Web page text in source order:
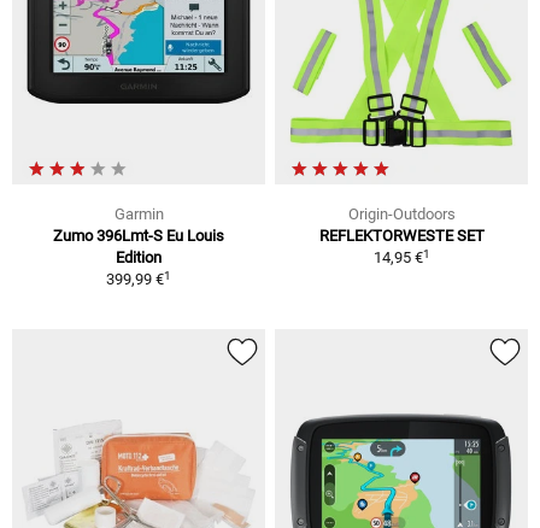
Garmin
Zumo 396Lmt-S Eu Louis
Edition
399,99 €1
Origin-Outdoors
REFLEKTORWESTE SET
14,95 €1